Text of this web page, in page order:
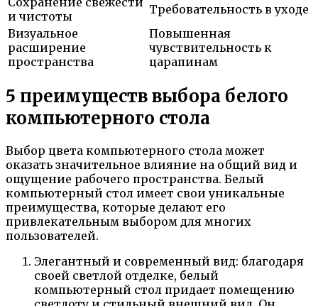
и чистоты
Требовательность в уходе
Визуальное
расширение
пространства
Повышенная
чувствительность к
царапинам
5 преимуществ выбора белого
компьютерного стола
Выбор цвета компьютерного стола может
оказать значительное влияние на общий вид и
ощущение рабочего пространства. Белый
компьютерный стол имеет свои уникальные
преимущества, которые делают его
привлекательным выбором для многих
пользователей.
Элегантный и современный вид: благодаря
своей светлой отделке, белый
компьютерный стол придает помещению